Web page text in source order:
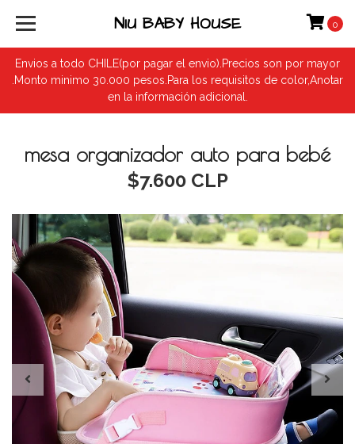
Envios a todo CHILE(por pagar el envio).Precios son por mayor
.Monto minimo 30.000 pesos.Para los requisitos de color,Anotar
en la información adicional.
NIU BABY HOUSE 0
mesa organizador auto para bebé
$7.600 CLP